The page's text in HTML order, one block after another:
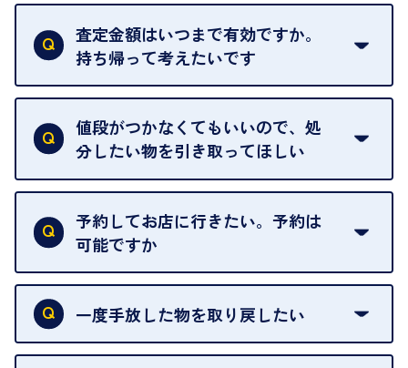
ただし、中古市場は日々変動するため、査定した日
によって査定額が変わることはございます。
査定金額はいつまで有効ですか。
持ち帰って考えたいです
査定額は当日限り有効です。
中古市場が日々変動するため、翌日には査定額が変
わることがございます。
値段がつかなくてもいいので、処
分したい物を引き取ってほしい
再販不可能な物は、場合によってはお断りすること
がございます。ご了承ください。
予約してお店に行きたい。予約は
可能ですか
申し訳ありませんが、現在はご来店の予約は承って
おりません。
を整えておりますので、お好きな時にお越しくださ
一度手放した物を取り戻したい
当店は質店ではありませんので、買い取ったお品物